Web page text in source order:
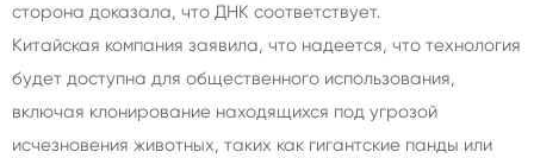
сторона доказала, что ДНК соответствует.
Китайская компания заявила, что надеется, что технология
будет доступна для общественного использования,
включая клонирование находящихся под угрозой
исчезновения животных, таких как гигантские панды или